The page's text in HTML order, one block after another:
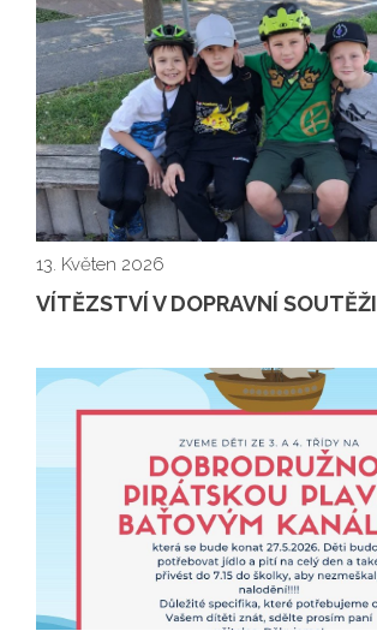
13. Květen 2026
VÍTĚZSTVÍ V DOPRAVNÍ SOUTĚŽI